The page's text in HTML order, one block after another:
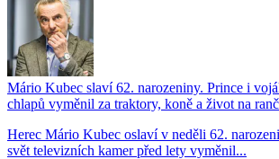
Mário Kubec slaví 62. narozeniny. Prince i
chlapů vyměnil za traktory, koně a život na
Herec Mário Kubec oslaví v neděli 62.
svět televizních kamer před lety vyměnil...